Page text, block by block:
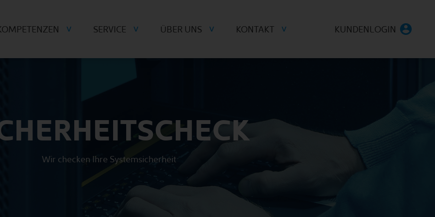
KUNDENLOGIN
SERVICE ÜBER UNS KONTAKT
Wir checken Ihre Systemsicherheit